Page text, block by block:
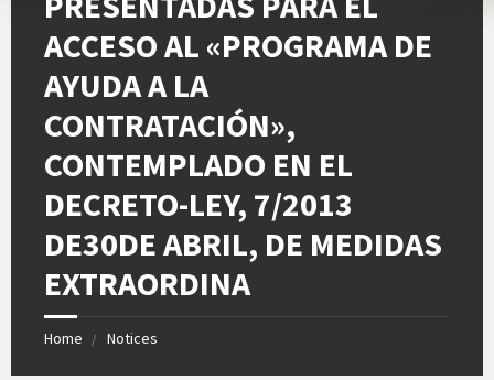
ACCESO AL «PROGRAMA DE
AYUDA A LA
CONTRATACIÓN»,
CONTEMPLADO EN EL
DECRETO-LEY, 7/2013
DE30DE ABRIL, DE MEDIDAS
EXTRAORDINA
Home Notices